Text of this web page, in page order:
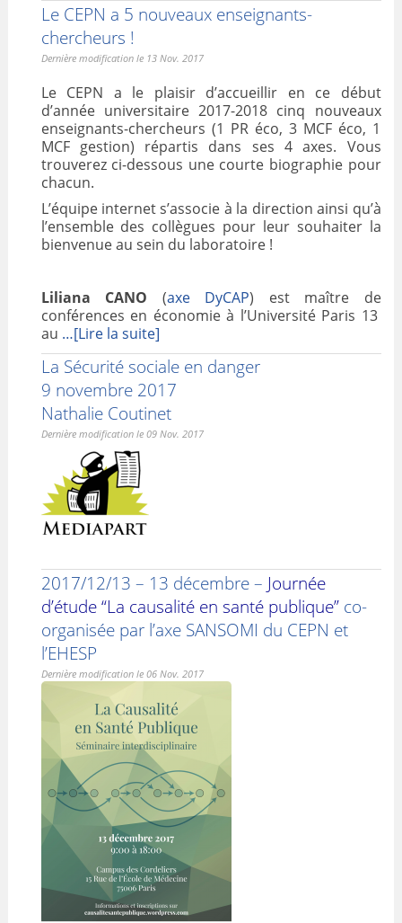
Le CEPN a 5 nouveaux enseignants-
chercheurs !
Dernière modification le 13 Nov. 2017
Le CEPN a le plaisir d’accueillir en ce début
d’année universitaire 2017-2018 cinq nouveaux
enseignants-chercheurs (1 PR éco, 3 MCF éco, 1
MCF gestion) répartis dans ses 4 axes. Vous
trouverez ci-dessous une courte biographie pour
chacun.
L’équipe internet s’associe à la direction ainsi qu’à
l’ensemble des collègues pour leur souhaiter la
bienvenue au sein du laboratoire !
Liliana CANO (axe DyCAP) est maître de
conférences en économie à l’Université Paris 13
au …[Lire la suite]
La Sécurité sociale en danger
9 novembre 2017
Nathalie Coutinet
Dernière modification le 09 Nov. 2017
2017/12/13 – 13 décembre – Journée
d’étude “La causalité en santé publique”co-
organisée par l’axe SANSOMI du CEPN et
l’EHESP
Dernière modification le 06 Nov. 2017